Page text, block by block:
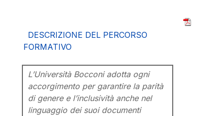
DESCRIZIONE DEL PERCORSO
FORMATIVO
L’Università Bocconi adotta ogni
accorgimento per garantire la parità
di genere e l’inclusività anche nel
linguaggio dei suoi documenti